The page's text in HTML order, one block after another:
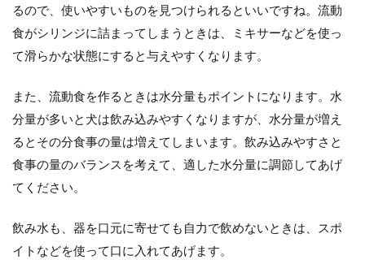
るので、使いやすいものを見つけられるといいですね。流動
食がシリンジに詰まってしまうときは、ミキサーなどを使っ
て滑らかな状態にすると与えやすくなります。
また、流動食を作るときは水分量もポイントになります。水
分量が多いと犬は飲み込みやすくなりますが、水分量が増え
るとその分食事の量は増えてしまいます。飲み込みやすさと
食事の量のバランスを考えて、適した水分量に調節してあげ
てください。
飲み水も、器を口元に寄せても自力で飲めないときは、スポ
イトなどを使って口に入れてあげます。